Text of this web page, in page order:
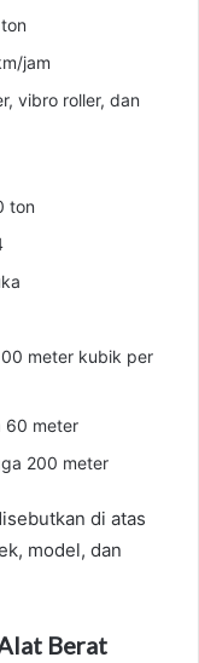
jam
vibro roller, dan
ton
meter kubik per
60 meter
200 meter
di atas
model, dan
Berat